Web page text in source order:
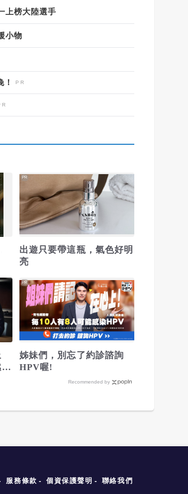
上榜大陸選手
小物
出遊只要帶這瓶，氣色好明
亮
PR
姊妹們，別忘了約診諮詢
HPV喔!
PR
Recommended by
服務條款 個資保護聲明 聯絡我們